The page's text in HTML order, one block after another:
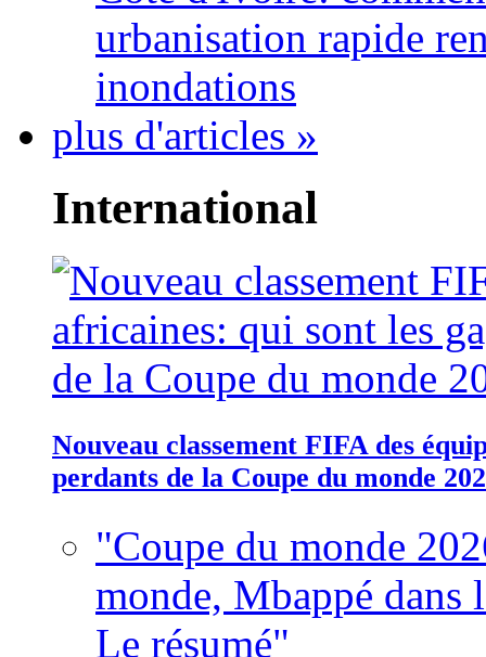
urbanisation rapide
inondations
plus d'articles »
International
Nouveau classement FIFA des
perdants de la Coupe du monde
"Coupe du monde
monde, Mbappé dans
Le résumé"